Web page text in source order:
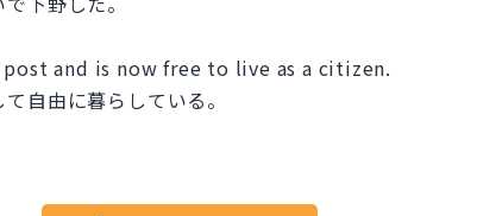
and is now free to live as a citizen.
自由に暮らしている。